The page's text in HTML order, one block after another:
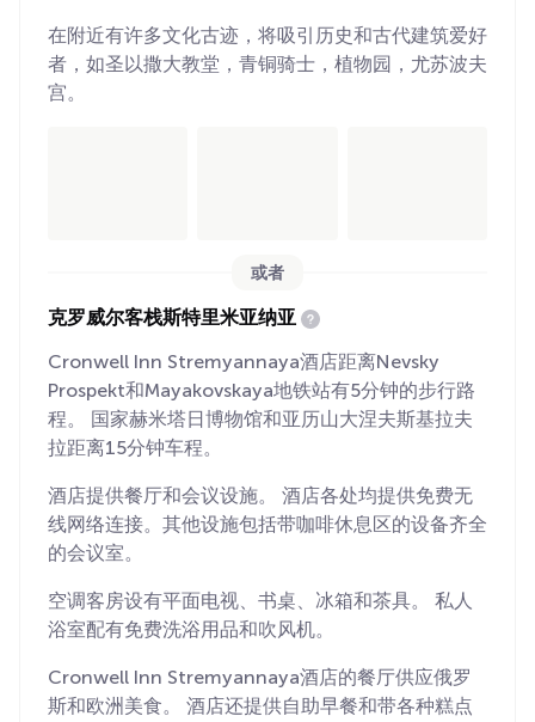
在附近有许多文化古迹，将吸引历史和古代建筑爱好
者，如圣以撒大教堂，青铜骑士，植物园，尤苏波夫
宫。
或者
克罗威尔客栈斯特里米亚纳亚
Cronwell Inn Stremyannaya酒店距离Nevsky
Prospekt和Mayakovskaya地铁站有5分钟的步行路
程。 国家赫米塔日博物馆和亚历山大涅夫斯基拉夫
拉距离15分钟车程。
酒店提供餐厅和会议设施。 酒店各处均提供免费无
线网络连接。其他设施包括带咖啡休息区的设备齐全
的会议室。
空调客房设有平面电视、书桌、冰箱和茶具。 私人
浴室配有免费洗浴用品和吹风机。
Cronwell Inn Stremyannaya酒店的餐厅供应俄罗
斯和欧洲美食。 酒店还提供自助早餐和带各种糕点